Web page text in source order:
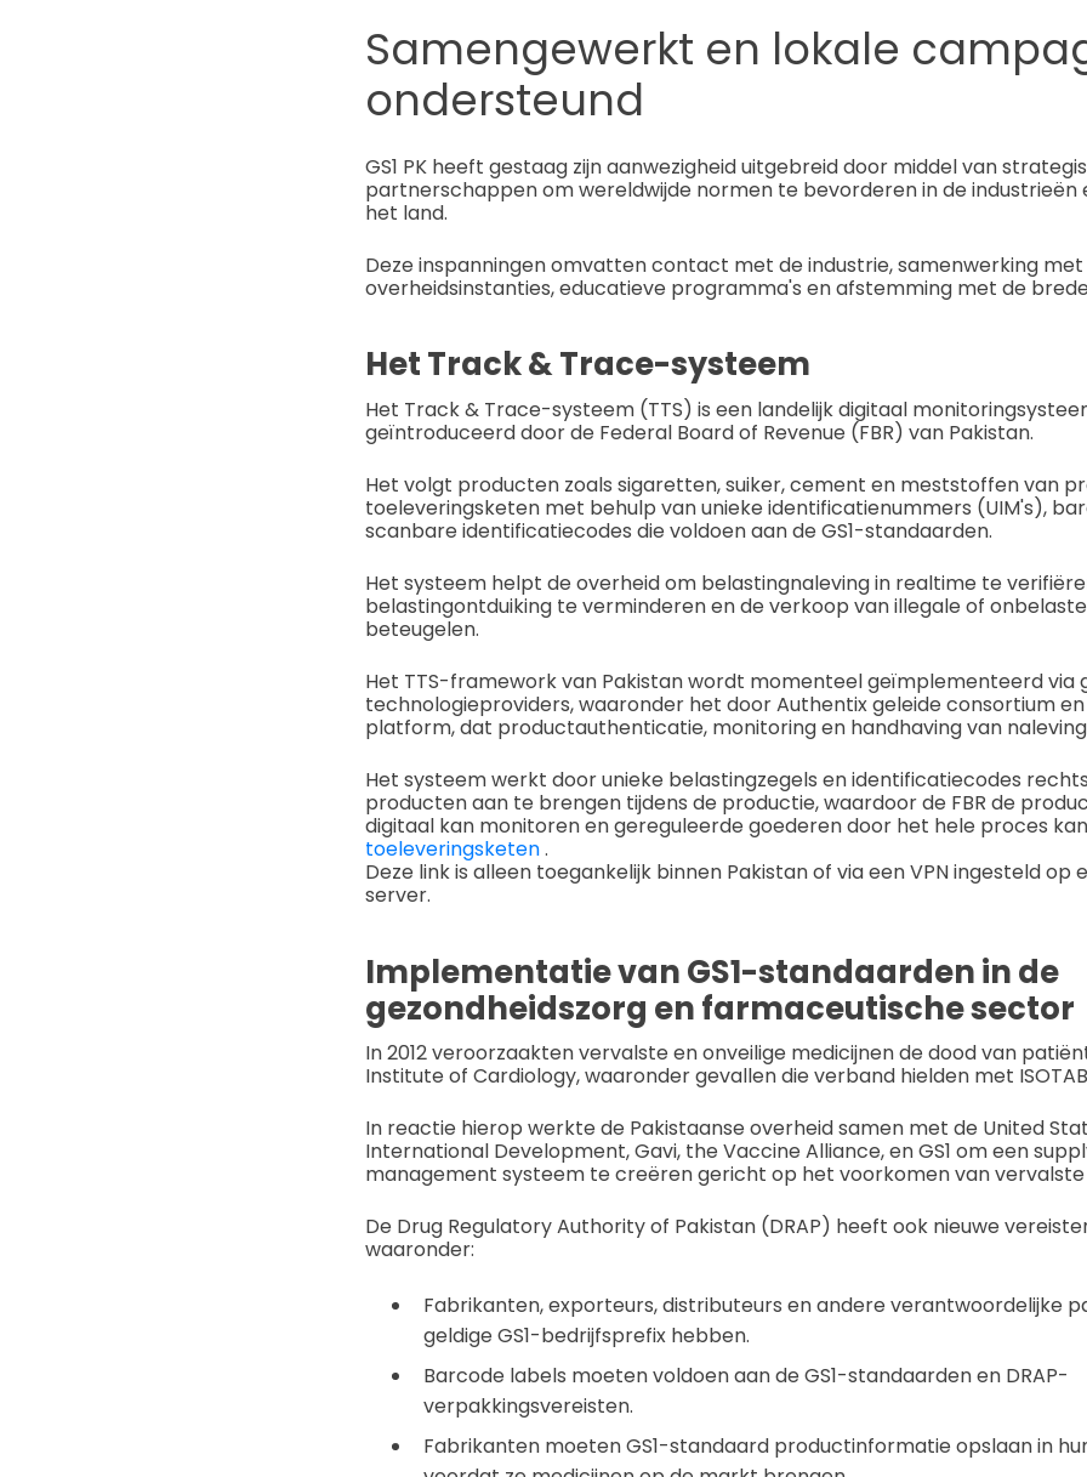
Samengewerkt en lokale
ondersteund
GS1 PK heeft gestaag zijn aanwezigheid uitgebreid door middel van
partnerschappen om wereldwijde normen te bevorderen in de industrieën
het land.
Deze inspanningen omvatten contact met de industrie, samenwerking met
overheidsinstanties, educatieve programma's en afstemming met de
Het Track & Trace-systeem
Het Track & Trace-systeem (TTS) is een landelijk digitaal
geïntroduceerd door de Federal Board of Revenue (FBR) van Pakistan.
Het volgt producten zoals sigaretten, suiker, cement en meststoffen van
toeleveringsketen met behulp van unieke identificatienummers (UIM's),
scanbare identificatiecodes die voldoen aan de GS1-standaarden.
Het systeem helpt de overheid om belastingnaleving in realtime te
belastingontduiking te verminderen en de verkoop van illegale of
beteugelen.
Het TTS-framework van Pakistan wordt momenteel geïmplementeerd via
technologieproviders, waaronder het door Authentix geleide consortium
platform, dat productauthenticatie, monitoring en handhaving van
Het systeem werkt door unieke belastingzegels en identificatiecodes
producten aan te brengen tijdens de productie, waardoor de FBR de
digitaal kan monitoren en gereguleerde goederen door het hele proces
toeleveringsketen.
Deze link is alleen toegankelijk binnen Pakistan of via een VPN ingesteld op
server.
Implementatie van GS1-standaarden in de
gezondheidszorg en farmaceutische sector
In 2012 veroorzaakten vervalste en onveilige medicijnen de dood van
Institute of Cardiology, waaronder gevallen die verband hielden met
In reactie hierop werkte de Pakistaanse overheid samen met de United
International Development, Gavi, the Vaccine Alliance, en GS1 om een
management systeem te creëren gericht op het voorkomen van vervalste
De Drug Regulatory Authority of Pakistan (DRAP) heeft ook nieuwe
waaronder:
Fabrikanten, exporteurs, distributeurs en andere verantwoordelijke
geldige GS1-bedrijfsprefix hebben.
Barcode labels moeten voldoen aan de GS1-standaarden en DRAP-
verpakkingsvereisten.
Fabrikanten moeten GS1-standaard productinformatie opslaan in